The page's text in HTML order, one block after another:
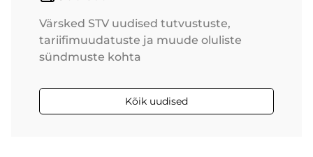
Värsked STV uudised tutvustuste,
tariifimuudatuste ja muude oluliste
sündmuste kohta
Kõik uudised